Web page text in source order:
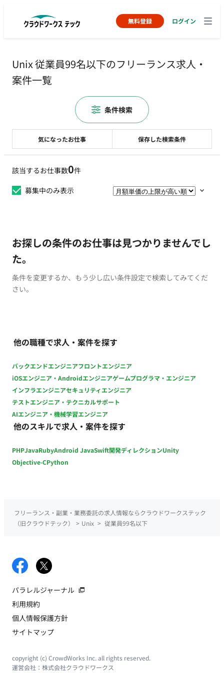
無料登録 ログイン
Unix 従業員99名以下のフリーランス求人・
案件一覧
該当するお仕事数0件
募集中のみ表示
お探しの条件のお仕事は見つかりませんでし
た。
条件を変更するか、もう少し広い条件設定で検索してみてくだ
さい。
他の職種で求人・案件を探す
バックエンドエンジニアフロントエンジニア
iOSエンジニア・Androidエンジニアゲームプログラマ・エンジニア
インフラエンジニアセキュリティエンジニア
テストエンジニア・テクニカルサポート
AIエンジニア・機械学習エンジニア
他のスキルで求人・案件を探す
PHPJavaRubyAndroid JavaSwift開発ディレクションUnity
Objective-CPython
気になったお仕事 保存した検索条件
条件検索
フリーランス・副業・業務委託の求人情報ならクラウドワークステック
（旧クラウドテック）
> Unix > 従業員99名以下
パラレルジャーナル
利用規約
個人情報保護方針
サイトマップ
copyright (c) CrowdWorks Inc. all rights reserved.
運営会社： 株式会社クラウドワークス